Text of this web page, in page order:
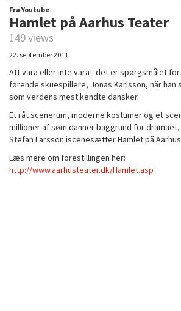
Fra Youtube
Hamlet på Aarhus Teater
149 views
22. september 2011
Att vara eller inte vara - det er spørgsmålet
førende skuespillere, Jonas Karlsson, når han
som verdens mest kendte dansker.
Et råt scenerum, moderne kostumer og et
millioner af søm danner baggrund for
Stefan Larsson iscenesætter Hamlet på
Læs mere om forestillingen her:
http://www.aarhusteater.dk/Hamlet.asp